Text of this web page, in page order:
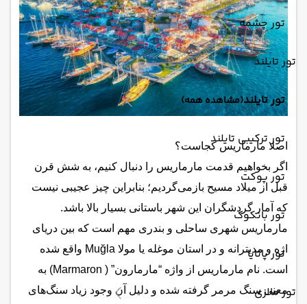
تور چشمه
تور تایلند
تور تایلند(مشاهده همه)
تور ترکیبی تایلند
تور پوکت
تور بانکوک
تور پاتایا
تور مالزی
اصلا مارماریس کجاست؟
اگر بخواهیم قدمت مارماریس را دنبال کنیم، به شش قرن
قبل از میلاد مسیح بازمی‌گردیم؛ بنابراین چیز عجیبی نیست
که آمار گردشگران این شهر باستانی بسیار بالا باشد.
مارماریس شهری ساحلی و بندری مهم است که بین دریای
اژه و مدیترانه و در استان موغله یا مولا Muğla واقع شده
است. نام مارماریس از واژه “مارمارون” ( Marmaron) به
معنی سنگ مرمر گرفته شده و دلیل آن وجود زیاد سنگ‌های